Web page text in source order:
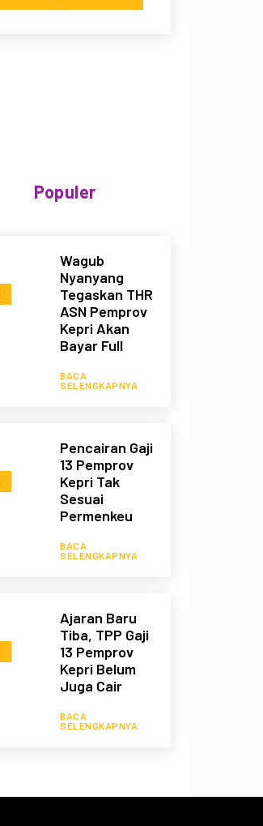
Populer
Wagub
Nyanyang
Tegaskan THR
ASN Pemprov
Kepri Akan
Bayar Full
BACA
SELENGKAPNYA
Pencairan Gaji
13 Pemprov
Kepri Tak
Sesuai
Permenkeu
BACA
SELENGKAPNYA
Ajaran Baru
Tiba, TPP Gaji
13 Pemprov
Kepri Belum
Juga Cair
BACA
SELENGKAPNYA